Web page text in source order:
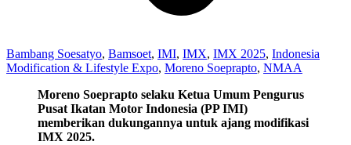
Bambang Soesatyo, Bamsoet, IMI, IMX, IMX 2025, Indonesia
Modification & Lifestyle Expo, Moreno Soeprapto, NMAA
Moreno Soeprapto selaku Ketua Umum Pengurus
Pusat Ikatan Motor Indonesia (PP IMI)
memberikan dukungannya untuk ajang modifikasi
IMX 2025.